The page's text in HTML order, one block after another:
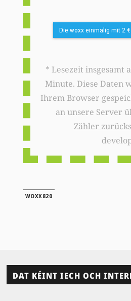
Die woxx einmalig mit 2
* Lesezeit insgesamt
Minute. Diese Daten
Ihrem Browser
an unsere Server
Zähler
WOXX820
DAT KÉINT IECH OCH